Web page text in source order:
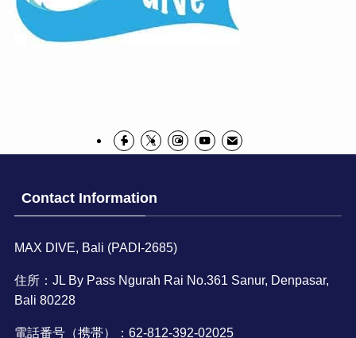
Contact Information
MAX DIVE, Bali (PADI-2685)
住所：JL By Pass Ngurah Rai No.361 Sanur, Denpasar,
Bali 80228
電話番号（携帯）：62-812-392-02025